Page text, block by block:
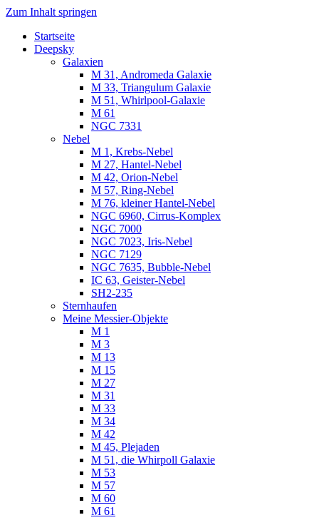
Zum Inhalt springen
Luvima – Astrofotografie
Astrofotografie in Norddeutschland
Startseite
Deepsky
Galaxien
M 31, Andromeda Galaxie
M 33, Triangulum Galaxie
M 51, Whirlpool-Galaxie
M 61
NGC 7331
Nebel
M 1, Krebs-Nebel
M 27, Hantel-Nebel
M 42, Orion-Nebel
M 57, Ring-Nebel
M 76, kleiner Hantel-Nebel
NGC 6960, Cirrus-Komplex
NGC 7000
NGC 7023, Iris-Nebel
NGC 7129
NGC 7635, Bubble-Nebel
IC 63, Geister-Nebel
SH2-235
Sternhaufen
Meine Messier-Objekte
M 1
M 3
M 13
M 15
M 27
M 31
M 33
M 34
M 42
M 45, Plejaden
M 51, die Whirpoll Galaxie
M 53
M 57
M 60
M 61